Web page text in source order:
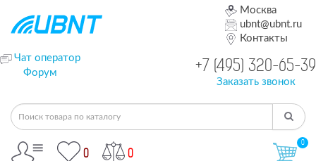
Москва
ubnt@ubnt.ru
Контакты
Чат оператор
Форум
+7 (495) 320-65-39
Заказать звонок
0 0
0